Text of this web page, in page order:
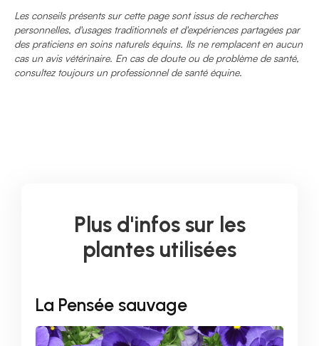
Les conseils présents sur cette page sont issus de recherches
personnelles, d'usages traditionnels et d'expériences partagées par
des praticiens en soins naturels équins. Ils ne remplacent en aucun
cas un avis vétérinaire. En cas de doute ou de problème de santé,
consultez toujours un professionnel de santé équine.
Plus d'infos sur les
plantes utilisées
La Pensée sauvage